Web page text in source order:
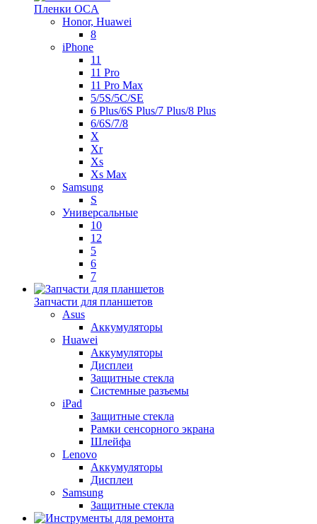
Пленки OCA
Honor, Huawei
8
iPhone
11
11 Pro
11 Pro Max
5/5S/5C/SE
6 Plus/6S Plus/7 Plus/8 Plus
6/6S/7/8
X
Xr
Xs
Xs Max
Samsung
S
Универсальные
10
12
5
6
7
Запчасти для планшетов
Asus
Аккумуляторы
Huawei
Аккумуляторы
Дисплеи
Защитные стекла
Системные разъемы
iPad
Защитные стекла
Рамки сенсорного экрана
Шлейфа
Lenovo
Аккумуляторы
Дисплеи
Samsung
Защитные стекла